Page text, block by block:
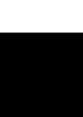
Bánh
Tế